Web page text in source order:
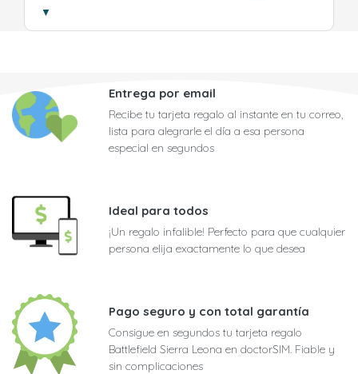
▼
Entrega por email
Recibe tu tarjeta regalo al instante en tu correo,
lista para alegrarle el día a esa persona
especial en segundos
Ideal para todos
¡Un regalo infalible! Perfecto para que cualquier
persona elija exactamente lo que desea
Pago seguro y con total garantía
Consigue en segundos tu tarjeta regalo
Battlefield Sierra Leona en doctorSIM. Fiable y
sin complicaciones